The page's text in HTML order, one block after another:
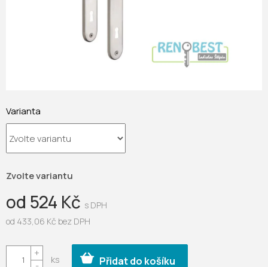
od 524 Kč
od 433,06 Kč bez DPH
cena:
Zvolte variantu
Varianta
Přidat do košíku